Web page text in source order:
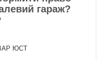
гараж?
ЮСТ